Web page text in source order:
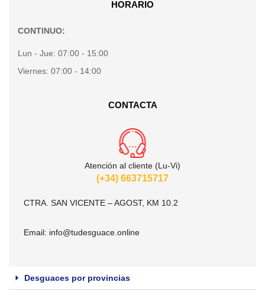
HORARIO
CONTINUO:
Lun - Jue: 07:00 - 15:00
Viernes: 07:00 - 14:00
CONTACTA
Atención al cliente (Lu-Vi)
(+34) 663715717
CTRA. SAN VICENTE – AGOST, KM 10.2
Email: info@tudesguace.online
Desguaces por provincias